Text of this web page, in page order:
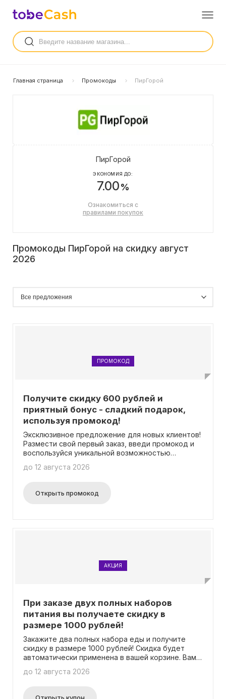
Главная страница Промокоды ПирГорой
ПирГорой
ЭКОНОМИЯ ДО:
7.00%
Ознакомиться с
правилами покупок
Промокоды ПирГорой на скидку август
2026
ПРОМОКОД
Получите скидку 600 рублей и
приятный бонус - сладкий подарок,
используя промокод!
Эксклюзивное предложение для новых клиентов!
Размести свой первый заказ, введи промокод и
воспользуйся уникальной возможностью
подарок ты получишь набор вкусных маффинов!
до 12 августа 2026
Открыть промокод
АКЦИЯ
При заказе двух полных наборов
питания вы получаете скидку в
размере 1000 рублей!
Закажите два полных набора еды и получите
скидку в размере 1000 рублей! Скидка будет
автоматически применена в вашей корзине. Вам
до 12 августа 2026